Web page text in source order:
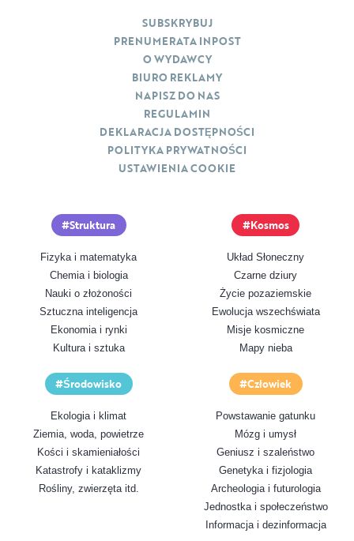
Struktura
Fizyka i matematyka
Chemia i biologia
Nauki o złożoności
Sztuczna inteligencja
Ekonomia i rynki
Kultura i sztuka
Kosmos
Układ Słoneczny
Czarne dziury
Życie pozaziemskie
Ewolucja wszechświata
Misje kosmiczne
Mapy nieba
Środowisko
Ekologia i klimat
Ziemia, woda, powietrze
Kości i skamieniałości
Katastrofy i kataklizmy
Rośliny, zwierzęta itd.
Człowiek
Powstawanie gatunku
Mózg i umysł
Geniusz i szaleństwo
Genetyka i fizjologia
Archeologia i futurologia
Jednostka i społeczeństwo
Informacja i dezinformacja
SUBSKRYBUJ
PRENUMERATA INPOST
O WYDAWCY
BIURO REKLAMY
NAPISZ DO NAS
REGULAMIN
DEKLARACJA DOSTĘPNOŚCI
POLITYKA PRYWATNOŚCI
USTAWIENIA COOKIE